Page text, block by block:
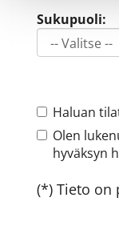
Sukupuoli:
Haluan
Olen
hyväksyn
(*) Tieto on